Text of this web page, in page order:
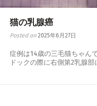
猫の乳腺癌
Posted on 2025年6月27日
症例は14歳の三毛猫ちゃん
ドックの際に右側第2乳腺